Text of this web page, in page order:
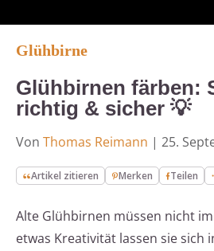
Glühbirne
Glühbirnen färben:
richtig & sicher 💡
Von Thomas Reimann | 25.
Artikel zitieren Merken Teilen
Alte Glühbirnen müssen nicht
etwas Kreativität lassen sie sich